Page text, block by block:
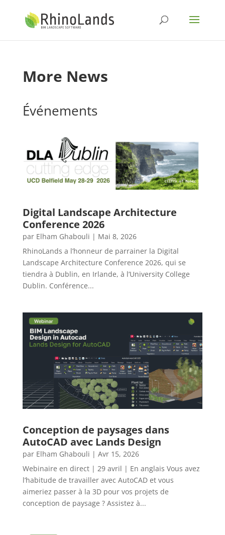
More News
Événements
Digital Landscape Architecture
Conference 2026
par Elham Ghabouli | Mai 8, 2026
RhinoLands a l’honneur de parrainer la Digital
Landscape Architecture Conference 2026, qui se
tiendra à Dublin, en Irlande, à l’University College
Dublin. Conférence...
Conception de paysages dans
AutoCAD avec Lands Design
par Elham Ghabouli | Avr 15, 2026
Webinaire en direct | 29 avril | En anglais Vous avez
l’habitude de travailler avec AutoCAD et vous
aimeriez passer à la 3D pour vos projets de
conception de paysage ? Assistez à...